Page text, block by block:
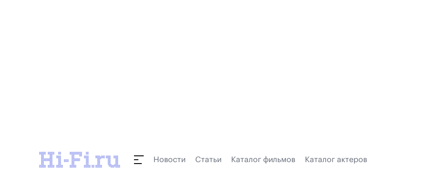
Новости Статьи Каталог фильмов Каталог актеров